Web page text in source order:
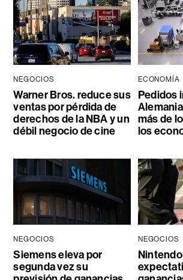
NEGOCIOS
Warner Bros. reduce sus
ventas por pérdida de
derechos de la NBA y un
débil negocio de cine
ECONOMÍA
Pedidos
más de
los
NEGOCIOS
Siemens eleva por
segunda vez su
NEGOCIOS